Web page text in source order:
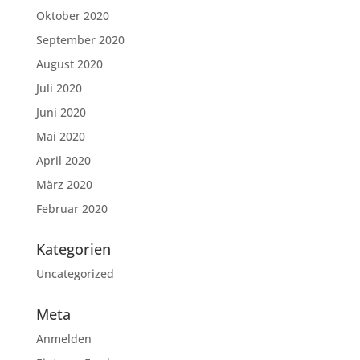
Oktober 2020
September 2020
August 2020
Juli 2020
Juni 2020
Mai 2020
April 2020
März 2020
Februar 2020
Kategorien
Uncategorized
Meta
Anmelden